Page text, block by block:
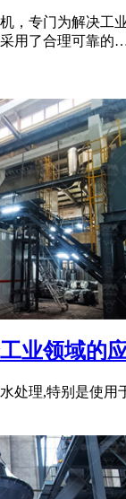
，专门为解决工
用了合理可靠的
业领域的
处理,特别是使